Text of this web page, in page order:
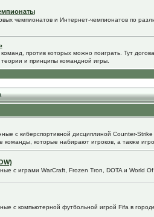
чемпионатов и Интернет-чемпионатов по
против которых можно поиграть. Тут
и принципы командной игры.
с киберспортивной дисциплиной Counter-Strike
команды, которые набирают игроков, а также
с играми WarCraft, Frozen Tron, DOTA и World
с компьютерной футбольной игрой Fifa в